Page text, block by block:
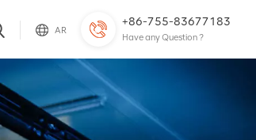
+86-755-83677183
Have any Question ?
AR